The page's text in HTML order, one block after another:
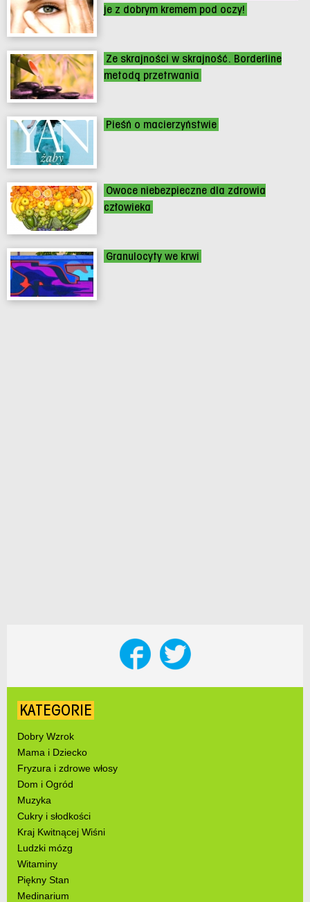
je z dobrym kremem pod oczy!
Ze skrajności w skrajność. Borderline
metodą przetrwania
Pieśń o macierzyństwie
Owoce niebezpieczne dla zdrowia
człowieka
Granulocyty we krwi
KATEGORIE
Dobry Wzrok
Mama i Dziecko
Fryzura i zdrowe włosy
Dom i Ogród
Muzyka
Cukry i słodkości
Kraj Kwitnącej Wiśni
Ludzki mózg
Witaminy
Piękny Stan
Medinarium